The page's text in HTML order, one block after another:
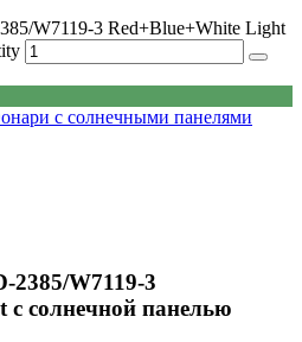
W7119-3 Red+Blue+White Light
с солнечными панелями
W7119-3
солнечной панелью